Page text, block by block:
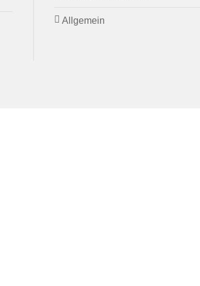
Allgemein